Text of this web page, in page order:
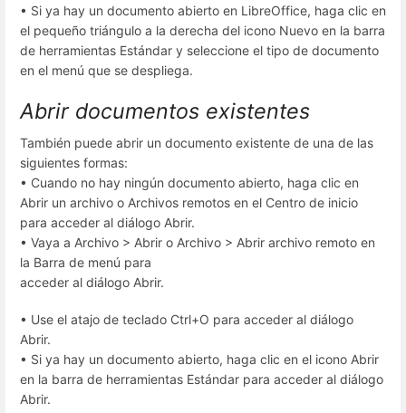
• Si ya hay un documento abierto en LibreOffice, haga clic en
el pequeño triángulo a la derecha del icono Nuevo en la barra
de herramientas Estándar y seleccione el tipo de documento
en el menú que se despliega.
Abrir documentos existentes
También puede abrir un documento existente de una de las
siguientes formas:
• Cuando no hay ningún documento abierto, haga clic en
Abrir un archivo o Archivos remotos en el Centro de inicio
para acceder al diálogo Abrir.
• Vaya a Archivo > Abrir o Archivo > Abrir archivo remoto en
la Barra de menú para
acceder al diálogo Abrir.
• Use el atajo de teclado Ctrl+O para acceder al diálogo
Abrir.
• Si ya hay un documento abierto, haga clic en el icono Abrir
en la barra de herramientas Estándar para acceder al diálogo
Abrir.